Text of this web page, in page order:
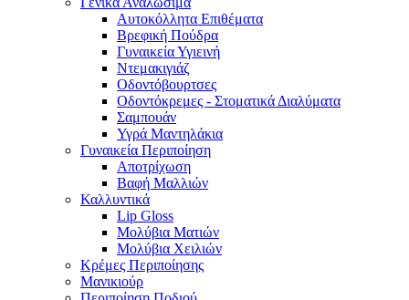
Αυτοκόλλητα Επιθέματα
Βρεφική Πούδρα
Γυναικεία Υγιεινή
Ντεμακιγιάζ
Οδοντόβουρτσες
Οδοντόκρεμες - Στοματικά Διαλύματα
Σαμπουάν
Υγρά Μαντηλάκια
Γυναικεία Περιποίηση
Αποτρίχωση
Βαφή Μαλλιών
Καλλυντικά
Lip Gloss
Μολύβια Ματιών
Μολύβια Χειλιών
Κρέμες Περιποίησης
Μανικιούρ